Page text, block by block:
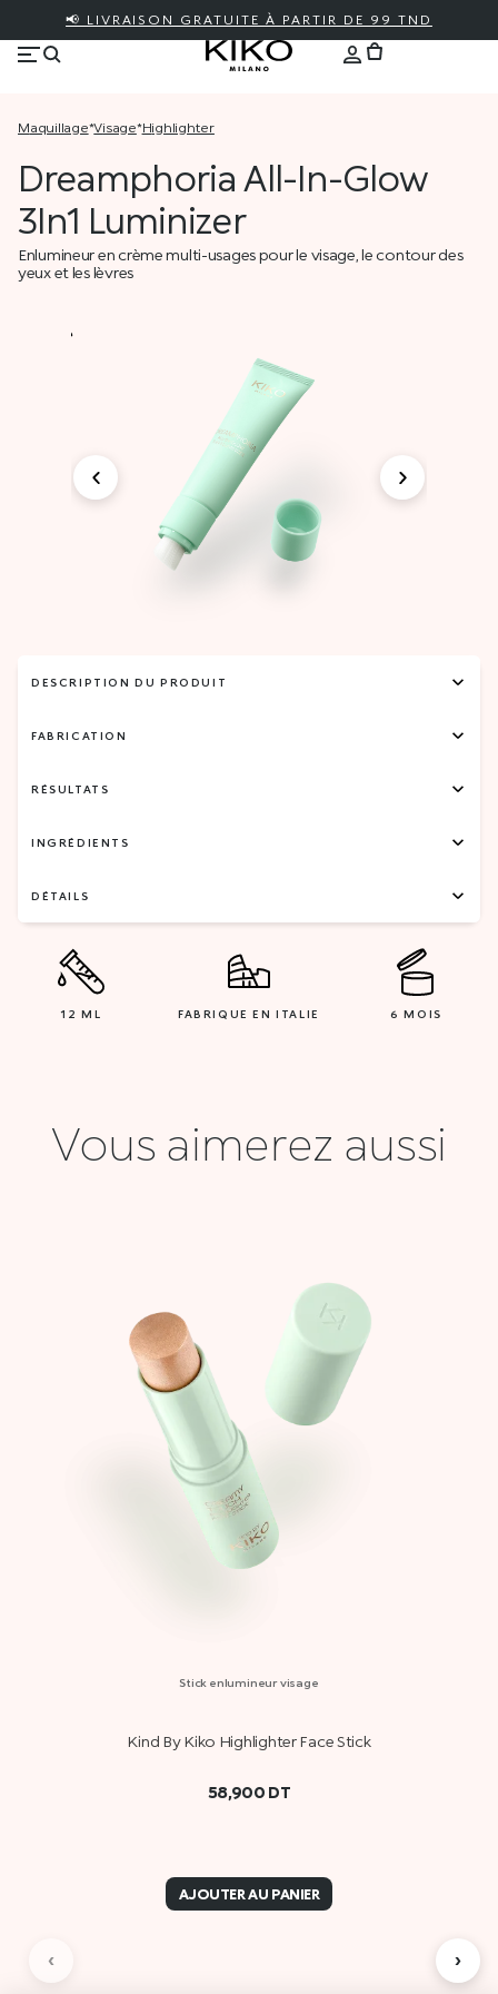
📢 LIVRAISON GRATUITE À PARTIR DE 99 TND
maquillage* visage* highlighter
Dreamphoria All-In-Glow
3In1 Luminizer
Enlumineur en crème multi-usages pour le visage, le contour des
yeux et les lèvres
DESCRIPTION DU PRODUIT
FABRICATION
RÉSULTATS
INGRÉDIENTS
DÉTAILS
12 ML FABRIQUE EN ITALIE 6 MOIS
Vous aimerez aussi
Stick enlumineur visage
Kind By Kiko Highlighter Face Stick
58,900 DT
AJOUTER AU PANIER
‹ ›